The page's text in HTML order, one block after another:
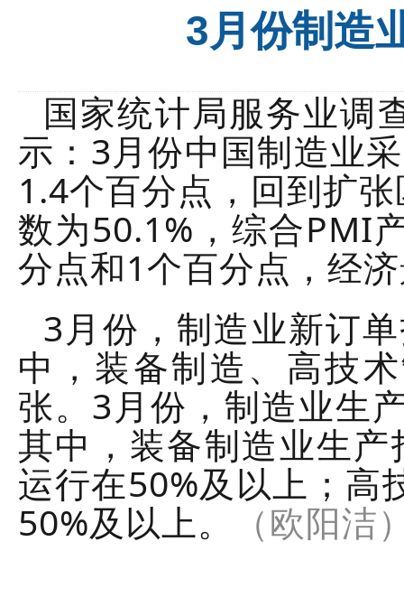
3月份制造
国家统计局服务业调
示：3月份中国制造业
1.4个百分点，回到扩
数为50.1%，综合PMI
分点和1个百分点，经
3月份，制造业新订
中，装备制造、高技
张。3月份，制造业生
其中，装备制造业生
运行在50%及以上；高
50%及以上。
（欧阳洁